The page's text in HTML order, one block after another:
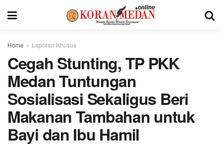
Home Laporan Khusus
Cegah Stunting, TP PKK
Medan Tuntungan
Sosialisasi Sekaligus Beri
Makanan Tambahan untuk
Bayi dan Ibu Hamil